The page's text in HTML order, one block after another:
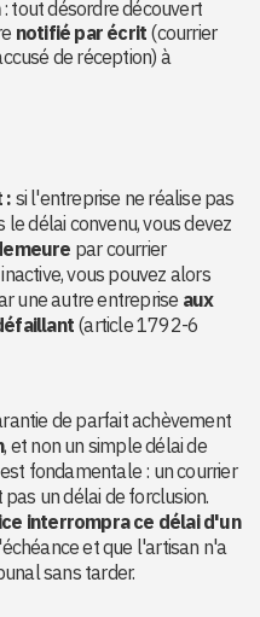
: tout désordre découvert
notifié par écrit (courrier
de réception) à
: si l'entreprise ne réalise pas
délai convenu, vous devez
par courrier
vous pouvez alors
une autre entreprise aux
(article 1792-6
de parfait achèvement
, et non un simple délai de
fondamentale : un courrier
un délai de forclusion.
interrompra ce délai d'un
et que l'artisan n'a
sans tarder.